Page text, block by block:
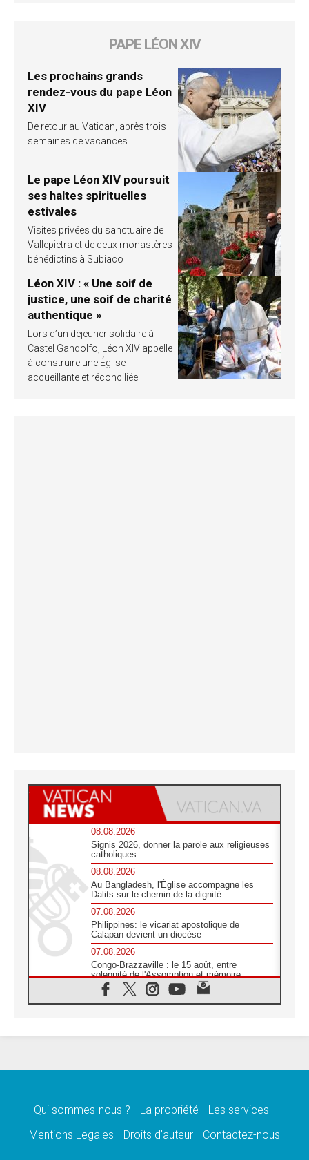
PAPE LÉON XIV
Les prochains grands
rendez-vous du pape Léon
XIV
De retour au Vatican, après trois
semaines de vacances
Le pape Léon XIV poursuit
ses haltes spirituelles
estivales
Visites privées du sanctuaire de
Vallepietra et de deux monastères
bénédictins à Subiaco
Léon XIV : « Une soif de
justice, une soif de charité
authentique »
Lors d’un déjeuner solidaire à
Castel Gandolfo, Léon XIV appelle
à construire une Église
accueillante et réconciliée
08.08.2026
Signis 2026, donner la parole aux religieuses
catholiques
08.08.2026
Au Bangladesh, l'Église accompagne les
Dalits sur le chemin de la dignité
07.08.2026
Philippines: le vicariat apostolique de
Calapan devient un diocèse
07.08.2026
Congo-Brazzaville : le 15 août, entre
solennité de l'Assomption et mémoire
nationale
07.08.2026
Pape en France dévoilé
1ère Conférence continentale sur l'éducation
Qui sommes-nous ? La propriété
Les services
Mentions Legales
Droits d’auteur Contactez-nous